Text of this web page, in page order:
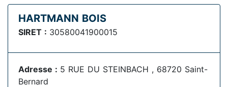
HARTMANN BOIS
SIRET : 30580041900015
Adresse : 5 RUE DU STEINBACH , 68720 Saint-
Bernard